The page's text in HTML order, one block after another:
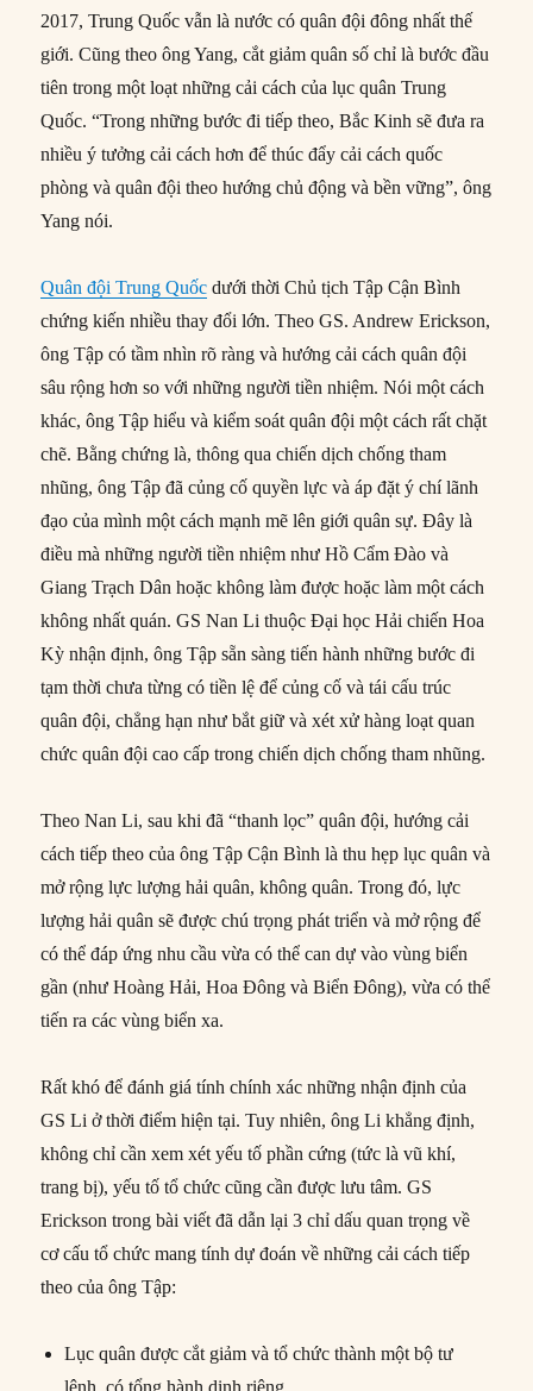
2017, Trung Quốc vẫn là nước có quân đội đông nhất thế
giới. Cũng theo ông Yang, cắt giảm quân số chỉ là bước đầu
tiên trong một loạt những cải cách của lục quân Trung
Quốc. “Trong những bước đi tiếp theo, Bắc Kinh sẽ đưa ra
nhiều ý tưởng cải cách hơn để thúc đẩy cải cách quốc
phòng và quân đội theo hướng chủ động và bền vững”, ông
Yang nói.
Quân đội Trung Quốc dưới thời Chủ tịch Tập Cận Bình
chứng kiến nhiều thay đổi lớn. Theo GS. Andrew Erickson,
ông Tập có tầm nhìn rõ ràng và hướng cải cách quân đội
sâu rộng hơn so với những người tiền nhiệm. Nói một cách
khác, ông Tập hiểu và kiểm soát quân đội một cách rất chặt
chẽ. Bằng chứng là, thông qua chiến dịch chống tham
nhũng, ông Tập đã củng cố quyền lực và áp đặt ý chí lãnh
đạo của mình một cách mạnh mẽ lên giới quân sự. Đây là
điều mà những người tiền nhiệm như Hồ Cẩm Đào và
Giang Trạch Dân hoặc không làm được hoặc làm một cách
không nhất quán. GS Nan Li thuộc Đại học Hải chiến Hoa
Kỳ nhận định, ông Tập sẵn sàng tiến hành những bước đi
tạm thời chưa từng có tiền lệ để củng cố và tái cấu trúc
quân đội, chẳng hạn như bắt giữ và xét xử hàng loạt quan
chức quân đội cao cấp trong chiến dịch chống tham nhũng.
Theo Nan Li, sau khi đã “thanh lọc” quân đội, hướng cải
cách tiếp theo của ông Tập Cận Bình là thu hẹp lục quân và
mở rộng lực lượng hải quân, không quân. Trong đó, lực
lượng hải quân sẽ được chú trọng phát triển và mở rộng để
có thể đáp ứng nhu cầu vừa có thể can dự vào vùng biển
gần (như Hoàng Hải, Hoa Đông và Biển Đông), vừa có thể
tiến ra các vùng biển xa.
Rất khó để đánh giá tính chính xác những nhận định của
GS Li ở thời điểm hiện tại. Tuy nhiên, ông Li khẳng định,
không chỉ cần xem xét yếu tố phần cứng (tức là vũ khí,
trang bị), yếu tố tổ chức cũng cần được lưu tâm. GS
Erickson trong bài viết đã dẫn lại 3 chỉ dấu quan trọng về
cơ cấu tổ chức mang tính dự đoán về những cải cách tiếp
theo của ông Tập:
Lục quân được cắt giảm và tổ chức thành một bộ tư